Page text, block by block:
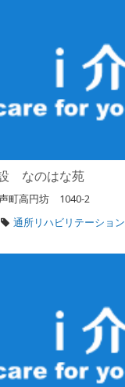
なのはな苑
町高円坊 1040-2
通所リハビリテーション